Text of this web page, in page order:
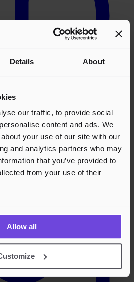
Details About
our traffic, to provide social
content and ads. We
your use of our site with our
and analytics partners who may
that you’ve provided to
from your use of their
Allow all